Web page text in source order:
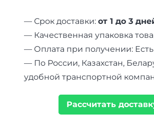
— Срок доставки: от 1 до 3
— Качественная упаковка
— Оплата при получении: Есть
— По России, Казахстан,
удобной транспортной
Рассчитать